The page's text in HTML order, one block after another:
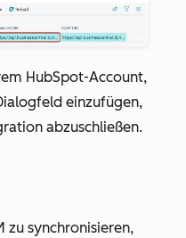
HubSpot-Account,
einzufügen,
abzuschließen.
zu synchronisieren,